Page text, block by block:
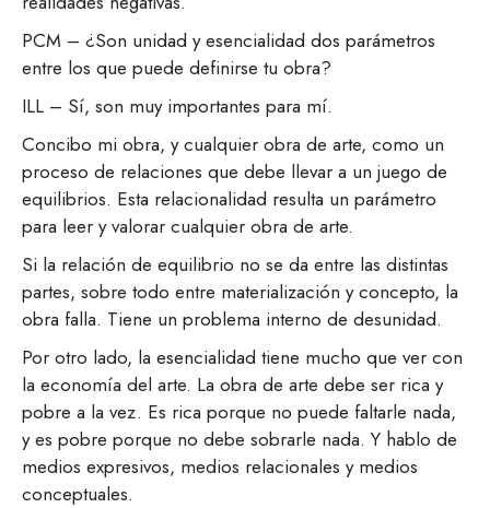
PCM – ¿Son unidad y esencialidad dos parámetros
entre los que puede definirse tu obra?
ILL – Sí, son muy importantes para mí.
Concibo mi obra, y cualquier obra de arte, como un
proceso de relaciones que debe llevar a un juego de
equilibrios. Esta relacionalidad resulta un parámetro
para leer y valorar cualquier obra de arte.
Si la relación de equilibrio no se da entre las distintas
partes, sobre todo entre materialización y concepto, la
obra falla. Tiene un problema interno de desunidad.
Por otro lado, la esencialidad tiene mucho que ver con
la economía del arte. La obra de arte debe ser rica y
pobre a la vez. Es rica porque no puede faltarle nada,
y es pobre porque no debe sobrarle nada. Y hablo de
medios expresivos, medios relacionales y medios
conceptuales.